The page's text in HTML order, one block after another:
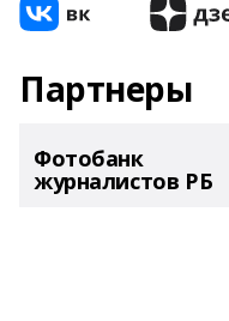
Партнеры
Фотобанк
журналистов РБ